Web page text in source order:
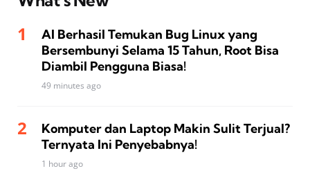
AI Berhasil Temukan Bug Linux yang
Bersembunyi Selama 15 Tahun, Root Bisa
Diambil Pengguna Biasa!
49 minutes ago
Komputer dan Laptop Makin Sulit Terjual?
Ternyata Ini Penyebabnya!
1 hour ago